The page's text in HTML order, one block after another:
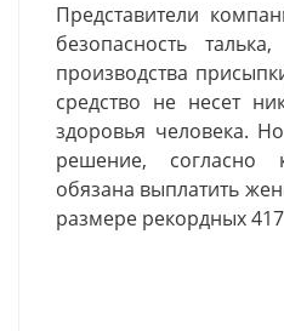
Представители
безопасность
производства
средство не несет
здоровья человека.
решение, согласно
обязана выплатить
размере рекордных